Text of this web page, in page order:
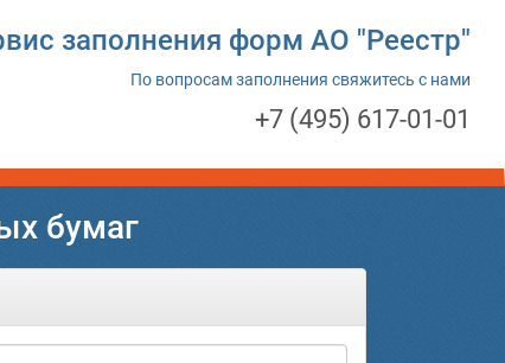
заполнения форм АО "Реестр"
По вопросам заполнения свяжитесь с нами
+7 (495) 617-01-01
бумаг